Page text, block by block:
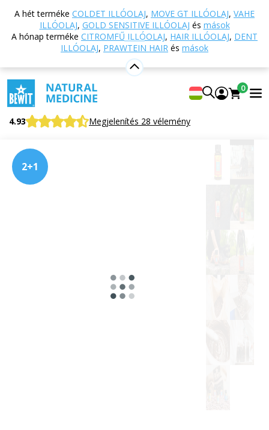
A hét terméke COLDET ILLÓOLAJ, MOVE GT ILLÓOLAJ, VAHE
ILLÓOLAJ, GOLD SENSITIVE ILLÓOLAJ és mások
A hónap terméke CITROMFŰ ILLÓOLAJ, HAIR ILLÓOLAJ, DENT
ILLÓOLAJ, PRAWTEIN HAIR és mások
0
Vissza a főoldalra Webáruház
Táplálkozás és
étrend-kiegészítők
PRAWTEIN® – szuperélelmiszer
keverékek
PRAWTEIN PO-W-ER
PRAWTEIN PO-W-ER
Superfood
4.93 Megjelenítés 28 vélemény
2+1